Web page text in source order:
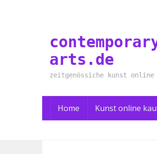
arts.de
zeitgenössiche kunst online
Home Kunst online